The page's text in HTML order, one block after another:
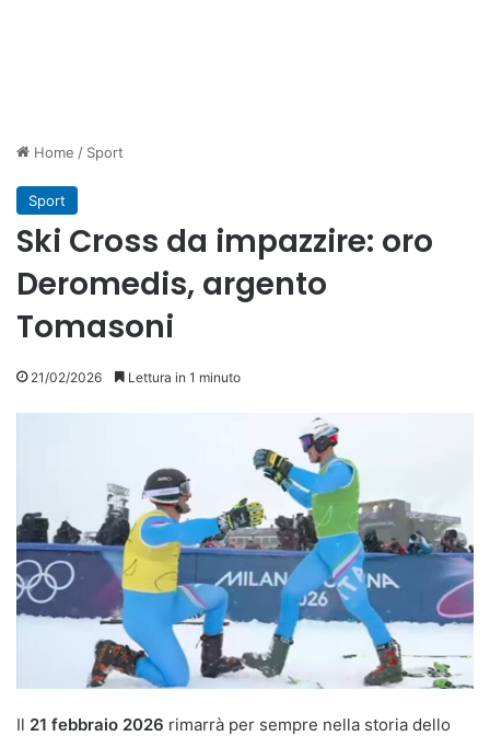
Home / Sport
Sport
Ski Cross da impazzire: oro
Deromedis, argento
Tomasoni
21/02/2026 Lettura in 1 minuto
Il 21 febbraio 2026 rimarrà per sempre nella storia dello